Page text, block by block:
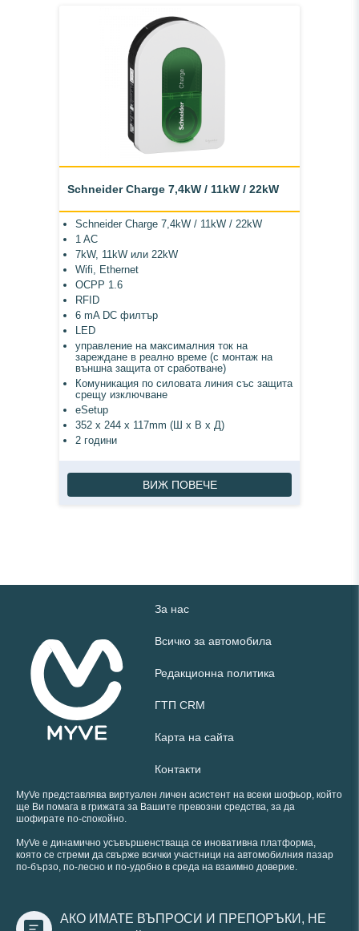
Schneider Charge 7,4kW / 11kW / 22kW
Schneider Charge 7,4kW / 11kW / 22kW
1 AC
7kW, 11kW или 22kW
Wifi, Ethernet
OCPP 1.6
RFID
6 mA DC филтър
LED
управление на максималния ток на
зареждане в реално време (с монтаж на
външна защита от сработване)
Комуникация по силовата линия със защита
срещу изключване
eSetup
352 х 244 х 117mm (Ш х В х Д)
2 години
ВИЖ ПОВЕЧЕ
За нас
Всичко за автомобила
Редакционна политика
ГТП CRM
Карта на сайта
Контакти
MyVe представлява виртуален личен асистент на всеки шофьор, който
ще Ви помага в грижата за Вашите превозни средства, за да
шофирате по-спокойно.
MyVe е динамично усъвършенстваща се иновативна платформа,
която се стреми да свърже всички участници на автомобилния пазар
по-бързо, по-лесно и по-удобно в среда на взаимно доверие.
АКО ИМАТЕ ВЪПРОСИ И ПРЕПОРЪКИ, НЕ